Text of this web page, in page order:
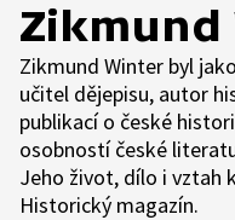
Zikmund
Zikmund Winter byl
učitel dějepisu, autor
publikací o české
osobností české
Jeho život, dílo i vztah
Historický magazín.